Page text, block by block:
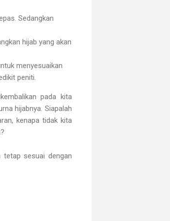
Sedangkan
hijab yang akan
menyesuaikan
peniti.
pada kita
hijabnya. Siapalah
kenapa tidak kita
sesuai dengan